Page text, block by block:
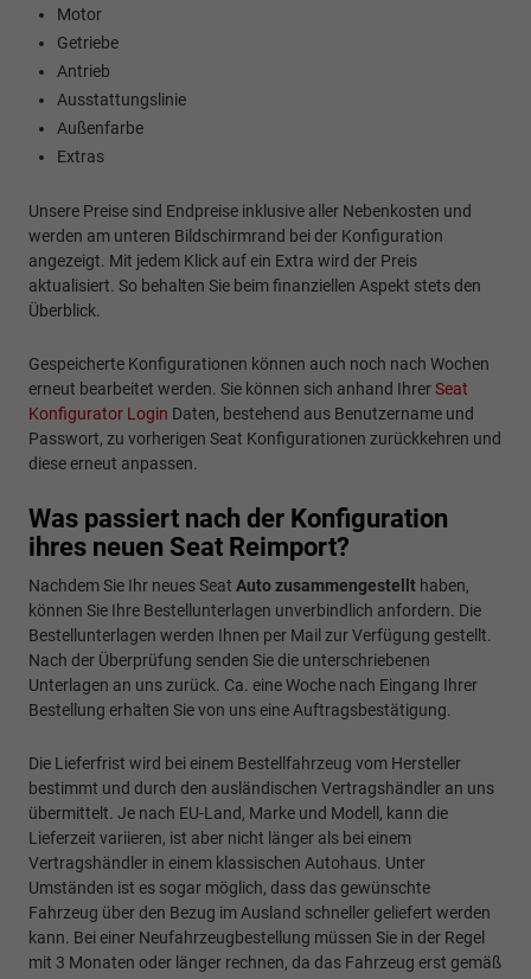
Motor
Getriebe
Antrieb
Ausstattungslinie
Außenfarbe
Extras
Unsere Preise sind Endpreise inklusive aller Nebenkosten und
werden am unteren Bildschirmrand bei der Konfiguration
angezeigt. Mit jedem Klick auf ein Extra wird der Preis
aktualisiert. So behalten Sie beim finanziellen Aspekt stets den
Überblick.
Gespeicherte Konfigurationen können auch noch nach Wochen
erneut bearbeitet werden. Sie können sich anhand IhrerSeat
Konfigurator Login Daten, bestehend aus Benutzername und
Passwort, zu vorherigen Seat Konfigurationen zurückkehren und
diese erneut anpassen.
Was passiert nach der Konfiguration
ihres neuen Seat Reimport?
Nachdem Sie Ihr neues Seat Auto zusammengestellt haben,
können Sie Ihre Bestellunterlagen unverbindlich anfordern. Die
Bestellunterlagen werden Ihnen per Mail zur Verfügung gestellt.
Nach der Überprüfung senden Sie die unterschriebenen
Unterlagen an uns zurück. Ca. eine Woche nach Eingang Ihrer
Bestellung erhalten Sie von uns eine Auftragsbestätigung.
Die Lieferfrist wird bei einem Bestellfahrzeug vom Hersteller
bestimmt und durch den ausländischen Vertragshändler an uns
übermittelt. Je nach EU-Land, Marke und Modell, kann die
Lieferzeit variieren, ist aber nicht länger als bei einem
Vertragshändler in einem klassischen Autohaus. Unter
Umständen ist es sogar möglich, dass das gewünschte
Fahrzeug über den Bezug im Ausland schneller geliefert werden
kann. Bei einer Neufahrzeugbestellung müssen Sie in der Regel
mit 3 Monaten oder länger rechnen, da das Fahrzeug erst gemäß